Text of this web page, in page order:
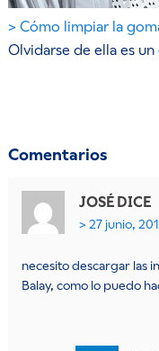
Cómo limpiar la
Olvidarse de ella es
Comentarios
JOSÉ DICE
27 junio,
necesito descargar las
Balay, como lo puedo